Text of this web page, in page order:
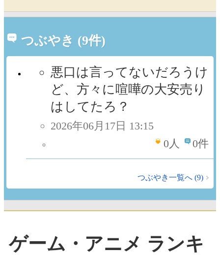
つぶやき (9件)
悪口は言ってないだろうけ
ど、方々に喧嘩の大安売り
はしてたろ？
2026年06月17日 13:15
0 人 0件
つぶやき一覧へ (9)
ゲーム・アニメ ランキ